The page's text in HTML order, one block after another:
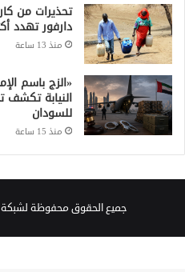
تحذيرات من
دارفور تهدد أكثر من
منذ 13 ساعة
«الزج باسم
النيابة تكشف
للسودان
منذ 15 ساعة
جميع الحقوق محفوظة لشبكة صقر